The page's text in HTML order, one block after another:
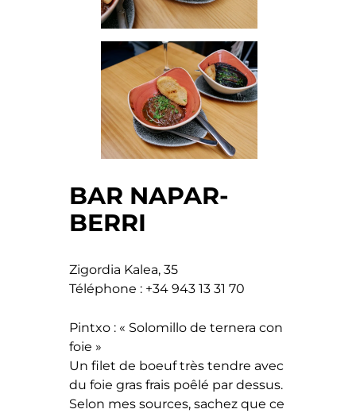
BAR NAPAR-
BERRI
Zigordia Kalea, 35
Téléphone : +34 943 13 31 70
Pintxo : « Solomillo de ternera con
foie »
Un filet de boeuf très tendre avec
du foie gras frais poêlé par dessus.
Selon mes sources, sachez que ce